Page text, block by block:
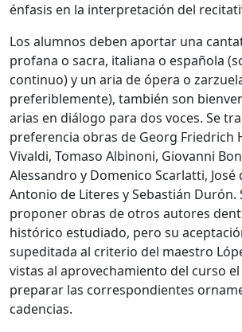
énfasis en la interpretación del
Los alumnos deben aportar una
profana o sacra, italiana o española
continuo) y un aria de ópera o
preferiblemente), también son
arias en diálogo para dos voces. Se
preferencia obras de Georg Friedrich
Vivaldi, Tomaso Albinoni, Giovanni
Alessandro y Domenico Scarlatti, José
Antonio de Literes y Sebastián Durón.
proponer obras de otros autores
histórico estudiado, pero su
supeditada al criterio del maestro
vistas al aprovechamiento del curso
preparar las correspondientes
cadencias.